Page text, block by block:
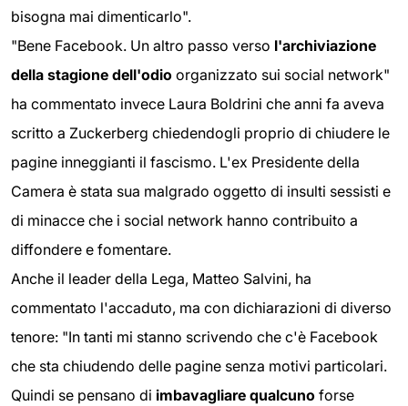
bisogna mai dimenticarlo".
"Bene Facebook. Un altro passo verso l'archiviazione
della stagione dell'odio organizzato sui social network"
ha commentato invece Laura Boldrini che anni fa aveva
scritto a Zuckerberg chiedendogli proprio di chiudere le
pagine inneggianti il fascismo. L'ex Presidente della
Camera è stata sua malgrado oggetto di insulti sessisti e
di minacce che i social network hanno contribuito a
diffondere e fomentare.
Anche il leader della Lega, Matteo Salvini, ha
commentato l'accaduto, ma con dichiarazioni di diverso
tenore: "In tanti mi stanno scrivendo che c'è Facebook
che sta chiudendo delle pagine senza motivi particolari.
Quindi se pensano di imbavagliare qualcuno forse